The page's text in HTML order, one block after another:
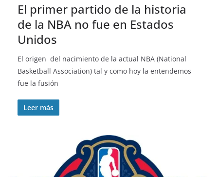
El primer partido de la historia
de la NBA no fue en Estados
Unidos
El origen del nacimiento de la actual NBA (National
Basketball Association) tal y como hoy la entendemos
fue la fusión
Leer más